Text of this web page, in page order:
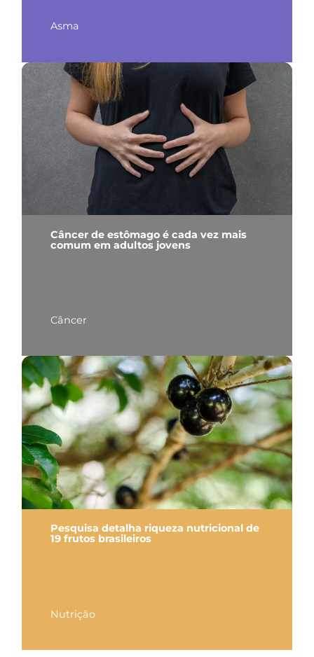
Asma
Câncer de estômago é cada vez mais
comum em adultos jovens
Câncer
Pesquisa detalha riqueza nutricional de
19 frutos brasileiros
Nutrição